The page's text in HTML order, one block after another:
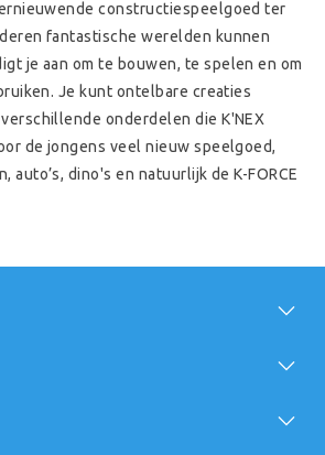
constructiespeelgoed ter
fantastische werelden kunnen
je aan om te bouwen, te spelen en om
Je kunt ontelbare creaties
onderdelen die K'NEX
de jongens veel nieuw speelgoed,
auto’s, dino's en natuurlijk de K-FORCE